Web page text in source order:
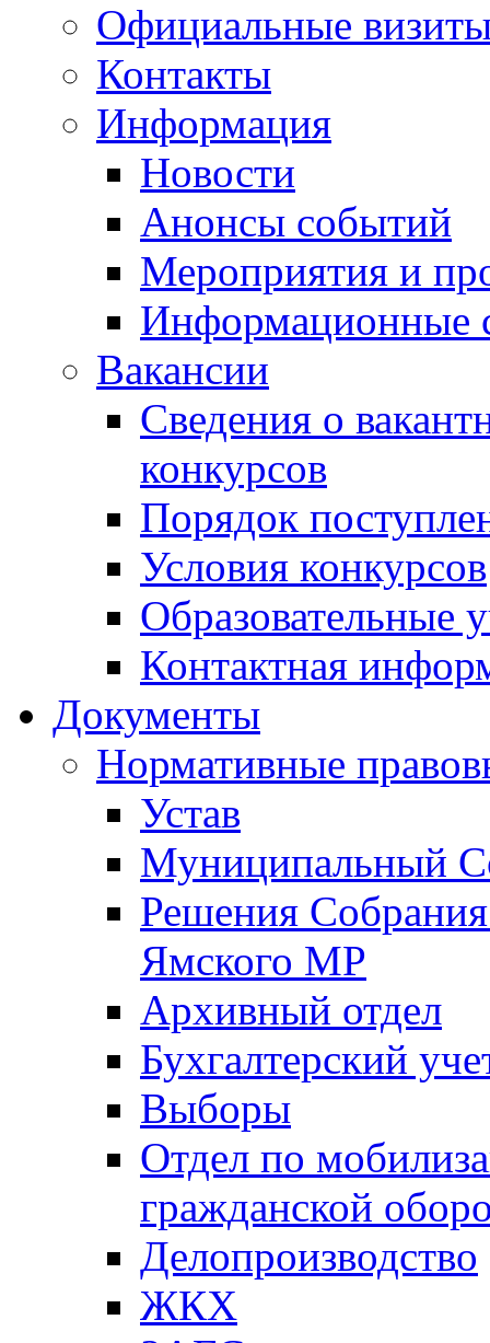
Официальные
Контакты
Информация
Новости
Анонсы событий
Мероприятия и
Информационные
Вакансии
Сведения о
конкурсов
Порядок
Условия конкурсов
Образовательные
Контактная
Документы
Нормативные
Устав
Муниципальный
Решения
Ямского МР
Архивный отдел
Бухгалтерский
Выборы
Отдел по
гражданской
Делопроизводство
ЖКХ